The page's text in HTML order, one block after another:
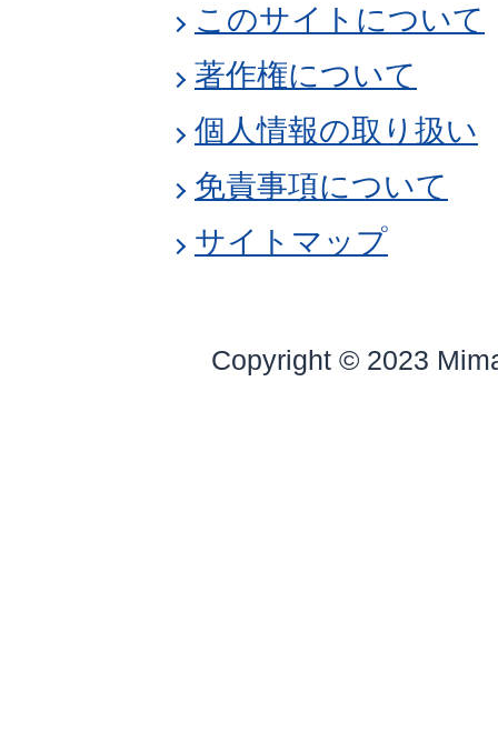
このサイトについて
著作権について
個人情報の取り扱い
免責事項について
サイトマップ
Copyright © 2023